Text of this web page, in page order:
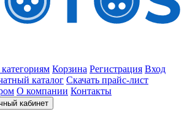
Корзина Регистрация Вход
каталог Скачать прайс-лист
О компании Контакты
кабинет